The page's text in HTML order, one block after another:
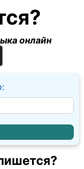
онлайн